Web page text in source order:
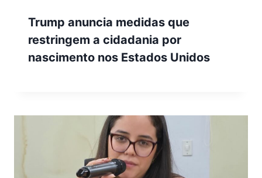
Trump anuncia medidas que
restringem a cidadania por
nascimento nos Estados Unidos